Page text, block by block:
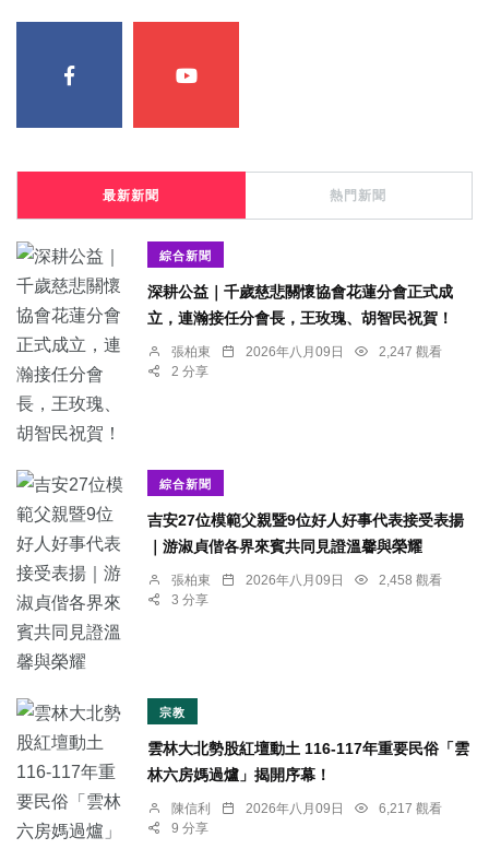
最新新聞 熱門新聞
綜合新聞
深耕公益｜千歲慈悲關懷協會花蓮分會正式成
立，連瀚接任分會長，王玫瑰、胡智民祝賀！
張柏東 2026年八月09日
2,247 觀看
2 分享
綜合新聞
吉安27位模範父親暨9位好人好事代表接受表揚
｜游淑貞偕各界來賓共同見證溫馨與榮耀
張柏東 2026年八月09日
2,458 觀看
3 分享
宗教
雲林大北勢股紅壇動土 116-117年重要民俗「雲
林六房媽過爐」揭開序幕！
陳信利 2026年八月09日
6,217 觀看
9 分享